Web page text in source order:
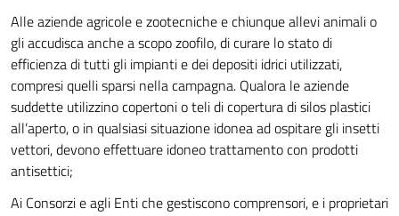
Alle aziende agricole e zootecniche e chiunque allevi animali o
gli accudisca anche a scopo zoofilo, di curare lo stato di
efficienza di tutti gli impianti e dei depositi idrici utilizzati,
compresi quelli sparsi nella campagna. Qualora le aziende
suddette utilizzino copertoni o teli di copertura di silos plastici
all’aperto, o in qualsiasi situazione idonea ad ospitare gli insetti
vettori, devono effettuare idoneo trattamento con prodotti
antisettici;
Ai Consorzi e agli Enti che gestiscono comprensori, e i proprietari